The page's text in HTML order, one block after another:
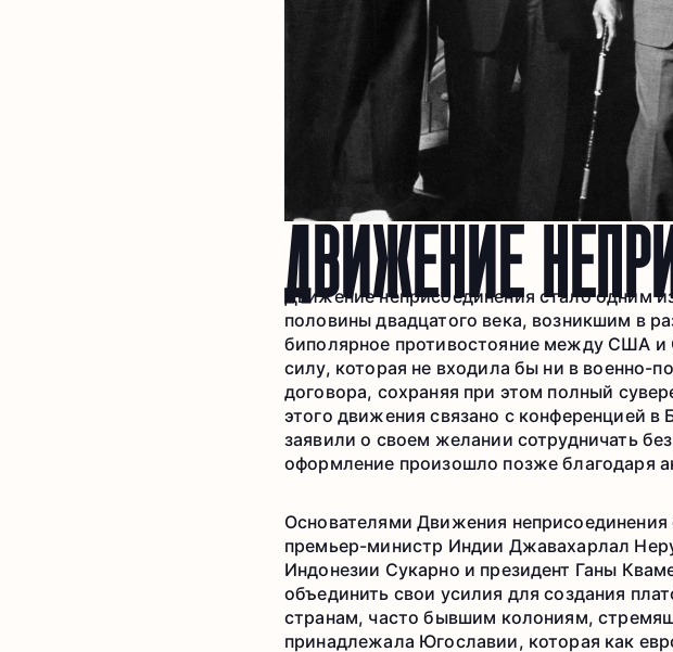
ДВИЖЕНИЕ
Движение неприсоединения стало одним
половины двадцатого века, возникшим в
биполярное противостояние между США
силу, которая не входила бы ни в военно-
договора, сохраняя при этом полный
этого движения связано с конференцией
заявили о своем желании сотрудничать
оформление произошло позже благодаря
Основателями Движения
премьер-министр Индии Джавахарлал
Индонезии Сукарно и президент Ганы
объединить свои усилия для создания
странам, часто бывшим колониям,
принадлежала Югославии, которая как